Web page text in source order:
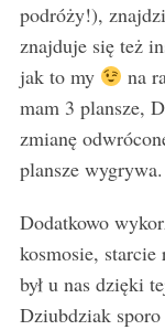
podróży!),
znajduje się też
jak to my
na
mam 3 plansze,
zmianę
plansze wygrywa.
Dodatkowo
kosmosie,
był u nas dzięki
Dziubdziak sporo